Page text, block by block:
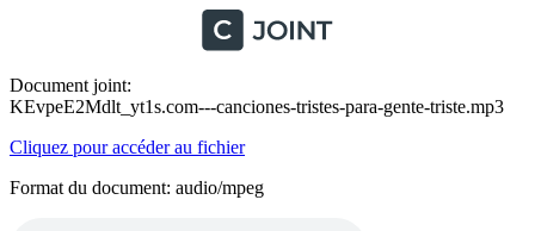
Document joint:
KEvpeE2Mdlt_yt1s.com---canciones-tristes-para-gente-triste.mp3
Cliquez pour accéder au fichier
Format du document: audio/mpeg